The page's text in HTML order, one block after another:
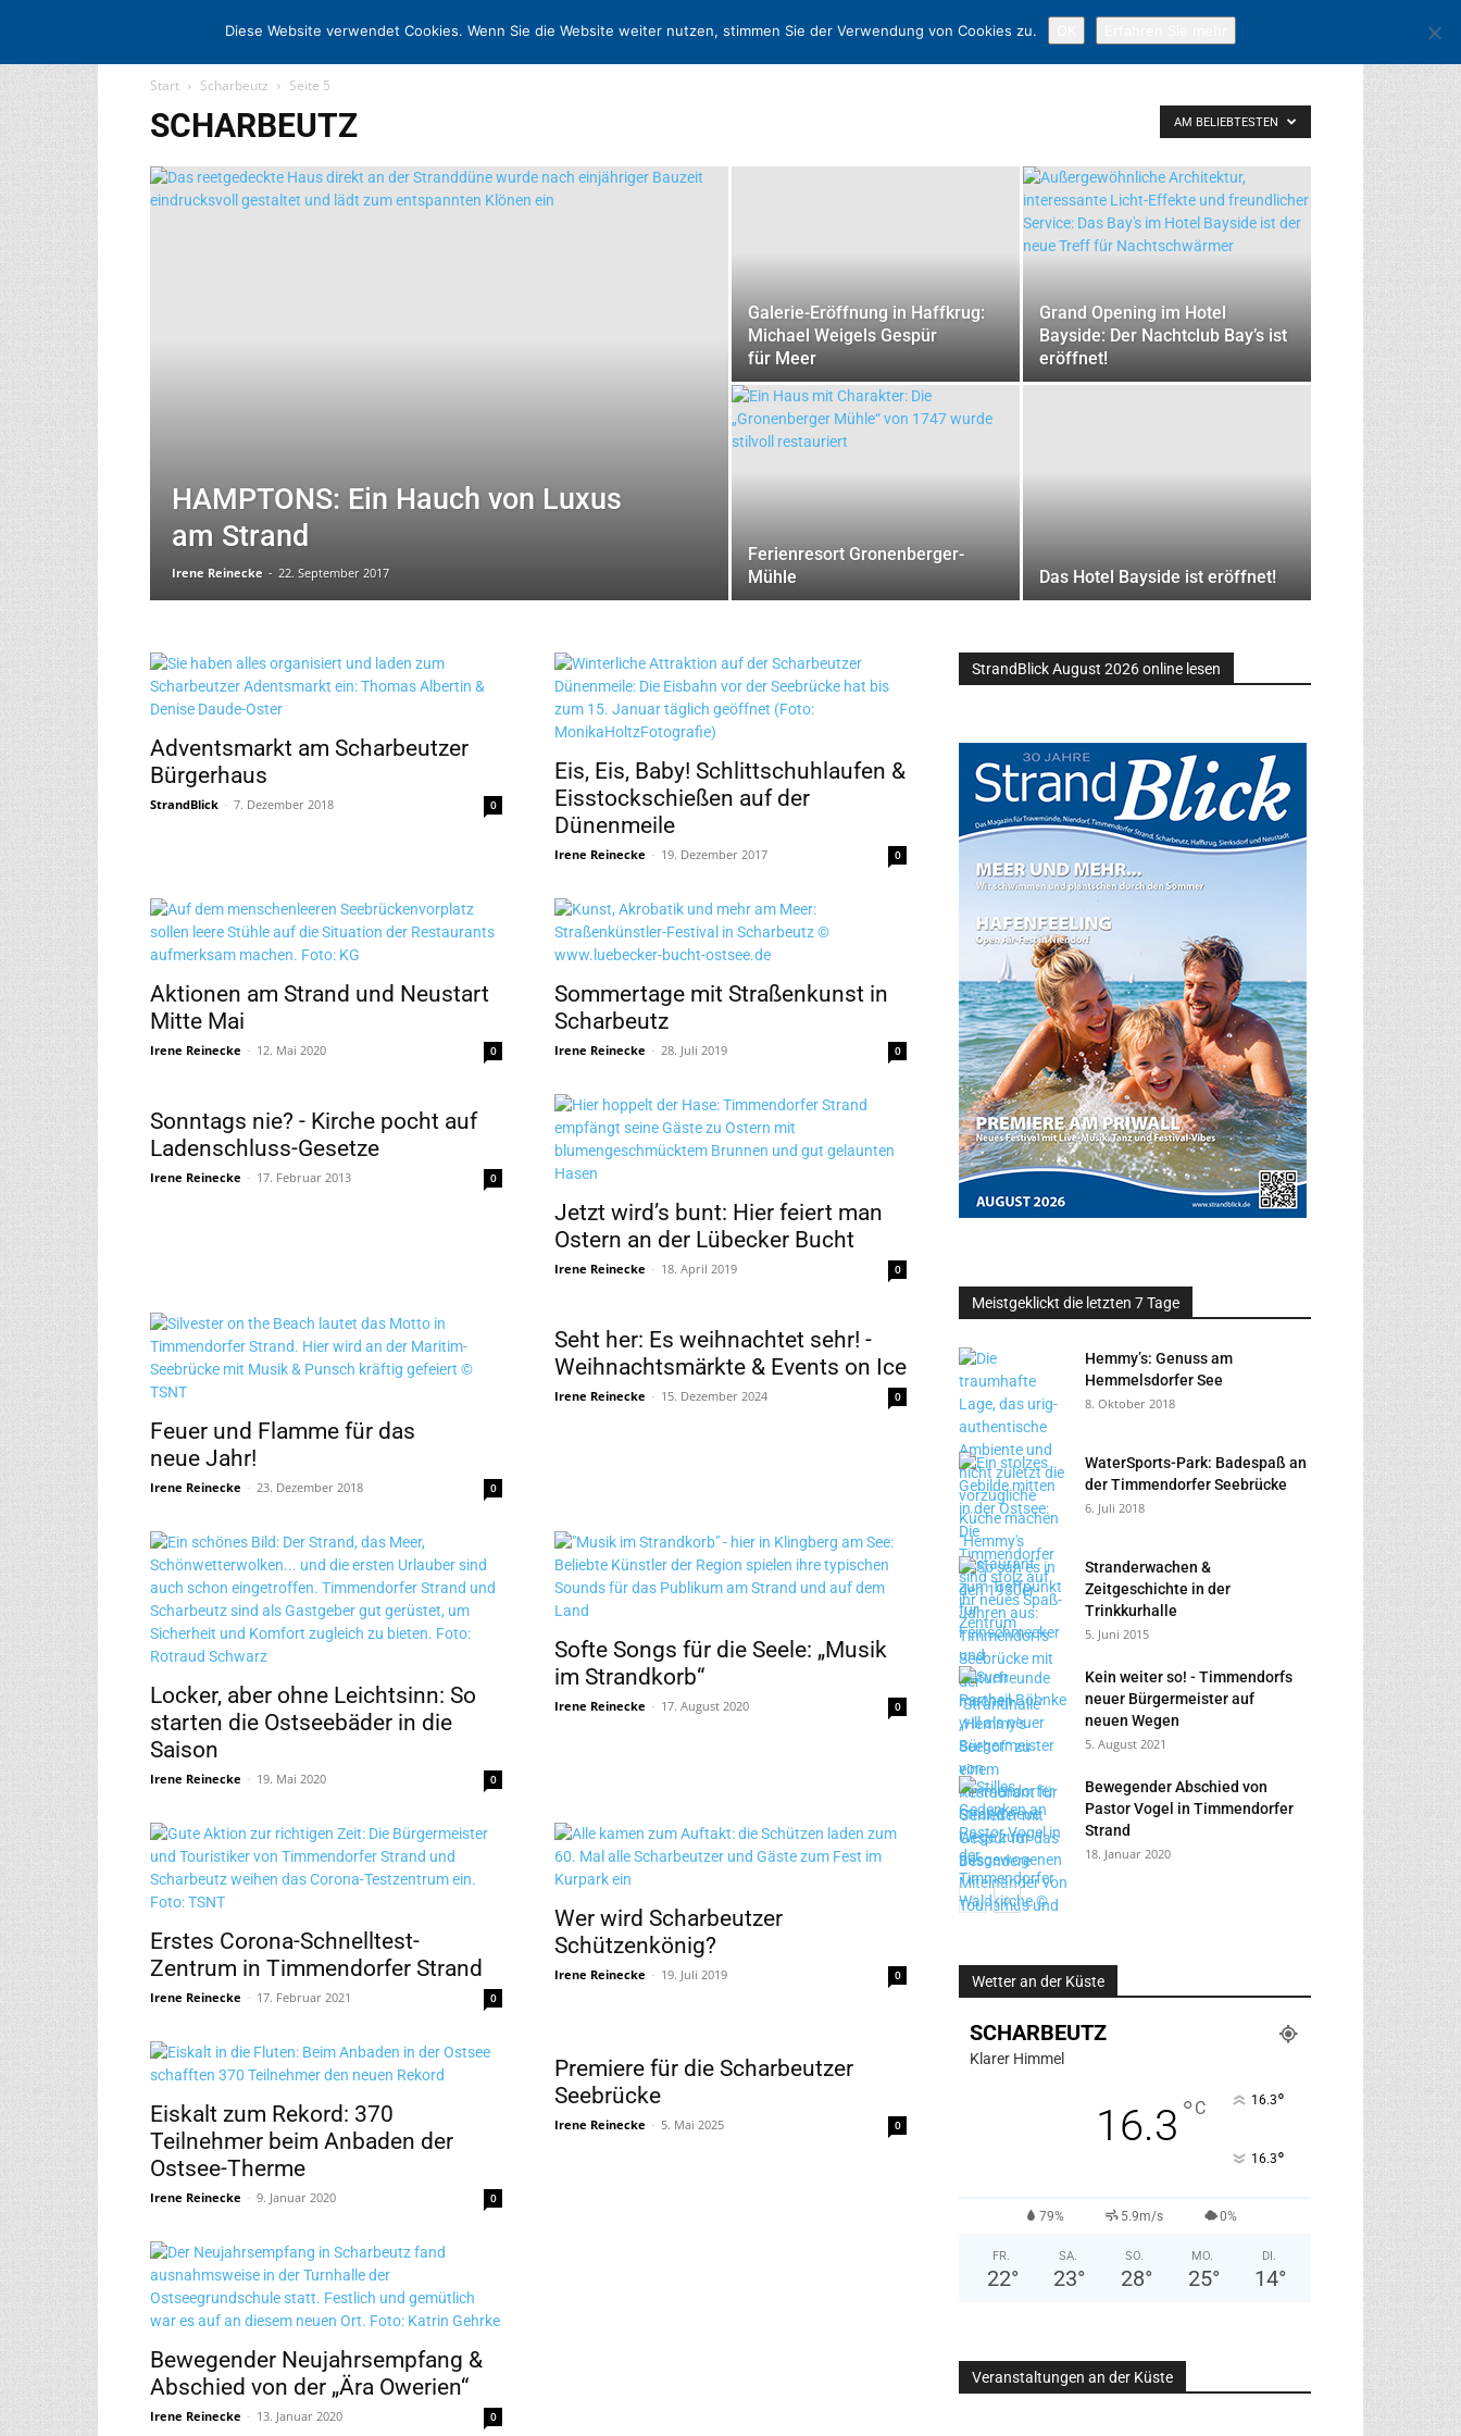
STARTSEITE ARCHIV MEDIADATEN KONTAKT
Start Scharbeutz Seite 5
SCHARBEUTZ AM BELIEBTESTEN
HAMPTONS: Ein Hauch von Luxus
am Strand
Irene Reinecke - 22. September 2017
Galerie-Eröffnung in Haffkrug:
Michael Weigels Gespür
für Meer
Grand Opening im Hotel
Bayside: Der Nachtclub Bay’s ist
eröffnet!
Ferienresort Gronenberger-
Mühle
Das Hotel Bayside ist eröffnet!
Adventsmarkt am Scharbeutzer
Bürgerhaus
StrandBlick - 7. Dezember 2018 0
Eis, Eis, Baby! Schlittschuhlaufen &
Eisstockschießen auf der
Dünenmeile
Irene Reinecke - 19. Dezember 2017 0
Aktionen am Strand und Neustart
Mitte Mai
Irene Reinecke - 12. Mai 2020 0
Sommertage mit Straßenkunst in
Scharbeutz
Irene Reinecke - 28. Juli 2019 0
Sonntags nie? - Kirche pocht auf
Ladenschluss-Gesetze
Irene Reinecke - 17. Februar 2013 0
Jetzt wird’s bunt: Hier feiert man
Ostern an der Lübecker Bucht
Irene Reinecke - 18. April 2019 0
Feuer und Flamme für das
neue Jahr!
Irene Reinecke - 23. Dezember 2018 0
Seht her: Es weihnachtet sehr! -
Weihnachtsmärkte & Events on Ice
Irene Reinecke - 15. Dezember 2024 0
Locker, aber ohne Leichtsinn: So
starten die Ostseebäder in die
Saison
Irene Reinecke - 19. Mai 2020 0
Softe Songs für die Seele: „Musik
im Strandkorb“
Irene Reinecke - 17. August 2020 0
Erstes Corona-Schnelltest-
Zentrum in Timmendorfer Strand
Irene Reinecke - 17. Februar 2021 0
Wer wird Scharbeutzer
Schützenkönig?
Irene Reinecke - 19. Juli 2019 0
Eiskalt zum Rekord: 370
Teilnehmer beim Anbaden der
Ostsee-Therme
Irene Reinecke - 9. Januar 2020 0
Premiere für die Scharbeutzer
Seebrücke
Irene Reinecke - 5. Mai 2025 0
Bewegender Neujahrsempfang &
Abschied von der „Ära Owerien“
Irene Reinecke - 13. Januar 2020 0
StrandBlick August 2026 online lesen
Meistgeklickt die letzten 7 Tage
Hemmy’s: Genuss am
Hemmelsdorfer See
8. Oktober 2018
WaterSports-Park: Badespaß an
der Timmendorfer Seebrücke
6. Juli 2018
Stranderwachen &
Zeitgeschichte in der
Trinkkurhalle
5. Juni 2015
Kein weiter so! - Timmendorfs
neuer Bürgermeister auf
neuen Wegen
5. August 2021
Bewegender Abschied von
Pastor Vogel in Timmendorfer
Strand
18. Januar 2020
Wetter an der Küste
SCHARBEUTZ
Klarer Himmel
16.3 °C 16.3°
16.3°
79% 5.9m/s 0%
FR.
22°
SA.
23°
SO.
28°
MO.
25°
DI.
14°
Veranstaltungen an der Küste
Diese Website verwendet Cookies. Wenn Sie die Website weiter nutzen, stimmen Sie der Verwendung von Cookies zu.